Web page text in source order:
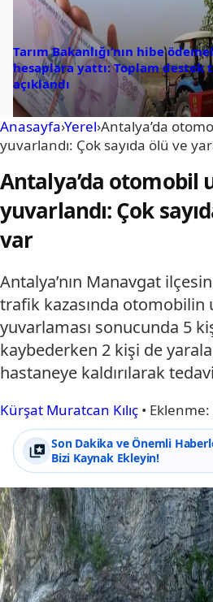
Tarım Bakanlığı’nın hibe
hesaplara yattı: Toplam destek
açıklandı
Anasayfa›Yerel›Antalya’da
yuvarlandı: Çok sayıda ölü ve
Antalya’da otomobil
yuvarlandı: Çok
var
Antalya’nın Manavgat
trafik kazasında otomobilin
yuvarlaması sonucunda 5
kaybederken 2 kişi de
hastaneye kaldırılarak tedavi
Kürşat Muratcan Kılıç • Eklenme:
Son Dakika ve Önemli
Bizi Kaynak Ekleyin!